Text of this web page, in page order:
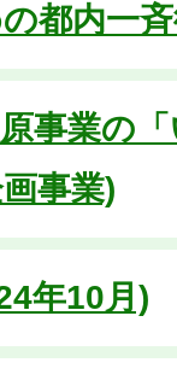
都内一
事業の
事業)
年10月)